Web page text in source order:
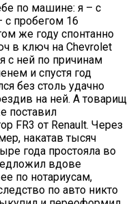
по машине: я – с
с пробегом 16
же году спонтанно
в ключ на Chevrolet
с ней по причинам
и спустя год
без столь удачно
на ней. А товарищ
поставил
FR3 от Renault. Через
накатав тысяч
года простояла во
вдове
по нотариусам,
по авто никто